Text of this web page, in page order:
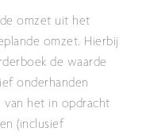
omzet uit het
omzet. Hierbij
de waarde
onderhanden
van het in opdracht
(inclusief